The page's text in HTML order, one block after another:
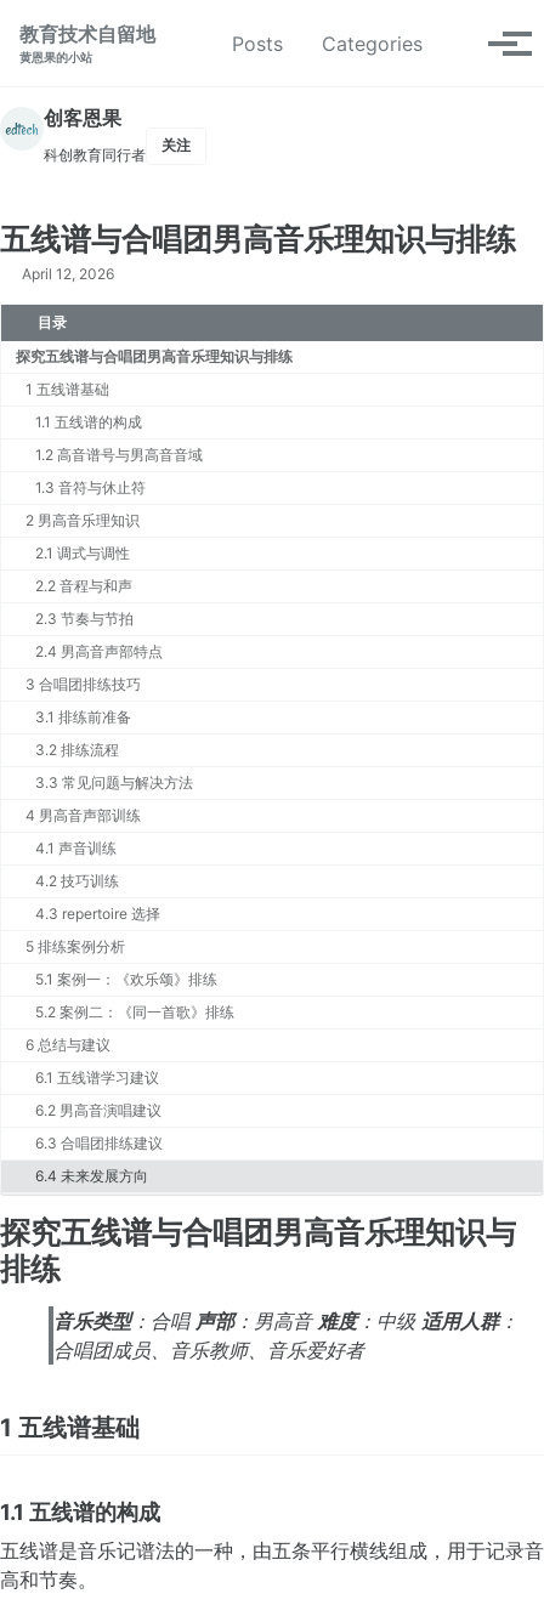
教育技术自留地
黄恩果的小站
Posts Categories 切换搜索
切
创客恩果
科创教育同行者
关注
五线谱与合唱团男高音乐理知识与排练
April 12, 2026
目录
探究五线谱与合唱团男高音乐理知识与排练
1 五线谱基础
1.1 五线谱的构成
1.2 高音谱号与男高音音域
1.3 音符与休止符
2 男高音乐理知识
2.1 调式与调性
2.2 音程与和声
2.3 节奏与节拍
2.4 男高音声部特点
3 合唱团排练技巧
3.1 排练前准备
3.2 排练流程
3.3 常见问题与解决方法
4 男高音声部训练
4.1 声音训练
4.2 技巧训练
4.3 repertoire 选择
5 排练案例分析
5.1 案例一：《欢乐颂》排练
5.2 案例二：《同一首歌》排练
6 总结与建议
6.1 五线谱学习建议
6.2 男高音演唱建议
6.3 合唱团排练建议
6.4 未来发展方向
探究五线谱与合唱团男高音乐理知识与
排练
音乐类型：合唱 声部：男高音 难度：中级 适用人群：
合唱团成员、音乐教师、音乐爱好者
1 五线谱基础
1.1 五线谱的构成
五线谱是音乐记谱法的一种，由五条平行横线组成，用于记录音
高和节奏。